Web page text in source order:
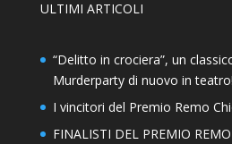
ULTIMI ARTICOLI
“Delitto in crociera”, un
Murderparty di nuovo in teatro!
I vincitori del Premio Remo
FINALISTI DEL PREMIO